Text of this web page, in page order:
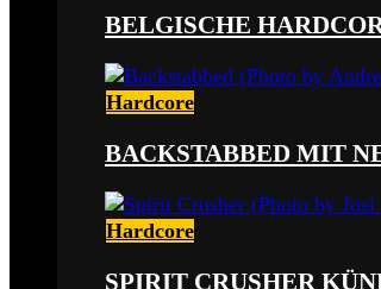
BELGISCHE
Hardcore
BACKSTABBED MIT
Hardcore
SPIRIT CRUSHER